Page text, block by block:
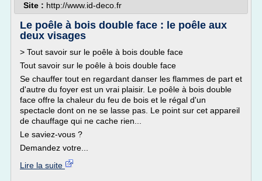
Site : http://www.id-deco.fr
Le poêle à bois double face : le poêle aux
deux visages
> Tout savoir sur le poêle à bois double face
Tout savoir sur le poêle à bois double face
Se chauffer tout en regardant danser les flammes de part et
d'autre du foyer est un vrai plaisir. Le poêle à bois double
face offre la chaleur du feu de bois et le régal d'un
spectacle dont on ne se lasse pas. Le point sur cet appareil
de chauffage qui ne cache rien...
Le saviez-vous ?
Demandez votre...
Lire la suite